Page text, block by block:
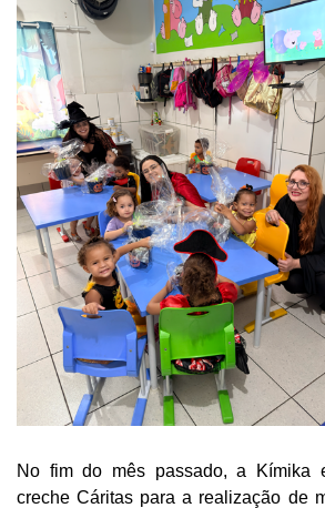
No fim do mês passado, a Kímika
creche Cáritas para a realização de